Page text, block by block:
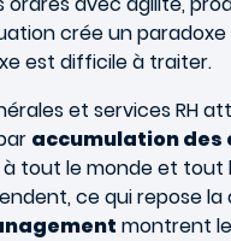
crée un
est difficile à traiter.
et services RH
accumulation des
à tout le monde et
ce qui repose
montrent